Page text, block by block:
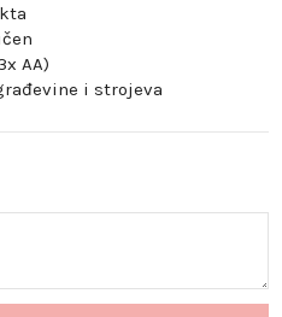
AA)
i strojeva